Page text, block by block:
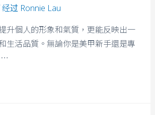
过 Ronnie Lau
升個人的形象和氣質，更能反映出一
生活品質。無論你是美甲新手還是專
…